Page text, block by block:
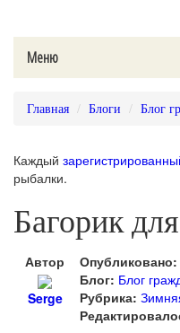
Меню
Главная Блоги Блог
Каждый
рыбалки.
Багорик
Автор
Serge
Опубликовано:
Блог: Блог
Рубрика: